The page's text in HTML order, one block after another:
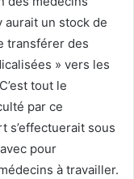
aurait un stock de
transférer des
» vers les
tout le
par ce
s’effectuerait sous
pour
à travailler.